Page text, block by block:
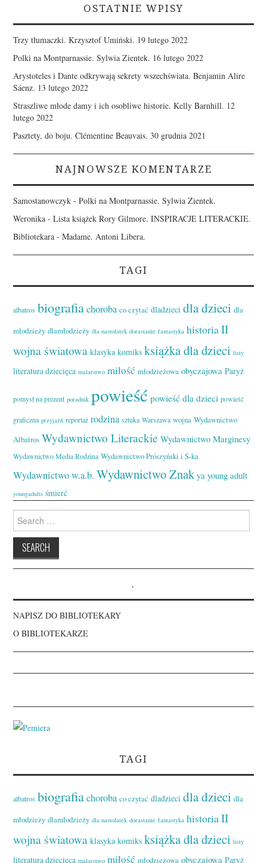
OSTATNIE WPISY
Trzy tłumaczki. Krzysztof Umiński. 19 lutego 2022
Polki na Montparnassie. Sylwia Zientek. 16 lutego 2022
Arystoteles i Dante odkrywają sekrety wszechświata. Benjamin Alire
Sáenz. 13 lutego 2022
Straszliwe młode damy i ich osobliwe historie. Kelly Barnhill. 12
lutego 2022
Pasztety, do boju. Clémentine Beauvais. 30 grudnia 2021
NAJNOWSZE KOMENTARZE
Samostanowczyk -Polki na Montparnassie. Sylwia Zientek.
Weronika -Lista książek Rory Gilmore. INSPIRACJE LITERACKIE.
Bibliotekara -Madame. Antoni Libera.
TAGI
albatros biografia choroba co czytać dladzieci dla dzieci dla
młodzieży dlamłodzieży dla nastolatek dorastanie fantastyka historiaII
wojna światowa klasyka komiks książka dla dzieci listy
literatura dziecięca malarstwo miłość młodzieżowa obyczajowa Paryż
pomysł na prezent poradnik powieść powieść dla dzieci powieść
graficzna przyjaźń reportaż rodzina sztuka Warszawa wojna Wydawnictwo
Albatros Wydawnictwo Literackie Wydawnictwo Marginesy
Wydawnictwo Media Rodzina Wydawnictwo Prószyński i S-ka
Wydawnictwo w.a.b. Wydawnictwo Znak ya young adult
youngadults śmierć
Search
for:
.
NAPISZ DO BIBLIOTEKARY
O BIBLIOTEKARZE
TAGI
albatros biografia choroba co czytać dladzieci dla dzieci dla
młodzieży dlamłodzieży dla nastolatek dorastanie fantastyka historiaII
wojna światowa klasyka komiks książka dla dzieci listy
literatura dziecięca malarstwo miłość młodzieżowa obyczajowa Paryż